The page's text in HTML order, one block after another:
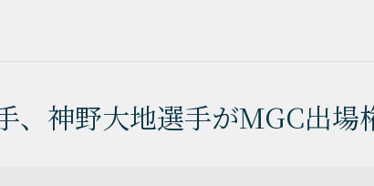
、神野大地選手がMGC出場